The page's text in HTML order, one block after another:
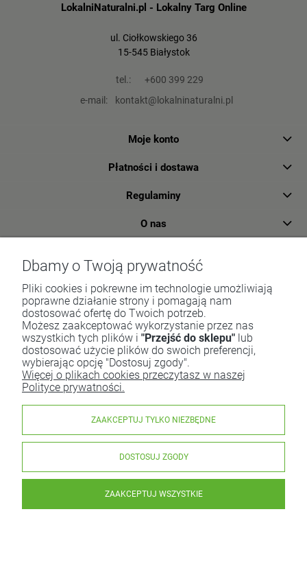
LokalniNaturalni.pl - Lokalny Targ Online
ul. Ciołkowskiego 36
15-545 Białystok
tel.:
+600 399 229
e-mail:
kontakt@lokalninaturalni.pl
Moje konto
Płatności i dostawa
Regulaminy
O nas
Dbamy o Twoją prywatność
Pliki cookies i pokrewne im technologie umożliwiają
poprawne działanie strony i pomagają nam
dostosować ofertę do Twoich potrzeb.
Możesz zaakceptować wykorzystanie przez nas
wszystkich tych plików i "Przejść do sklepu" lub
dostosować użycie plików do swoich preferencji,
wybierając opcję "Dostosuj zgody".
Więcej o plikach cookies przeczytasz w naszej
Polityce prywatności.
ZAAKCEPTUJ TYLKO NIEZBĘDNE
DOSTOSUJ ZGODY
ZAAKCEPTUJ WSZYSTKIE